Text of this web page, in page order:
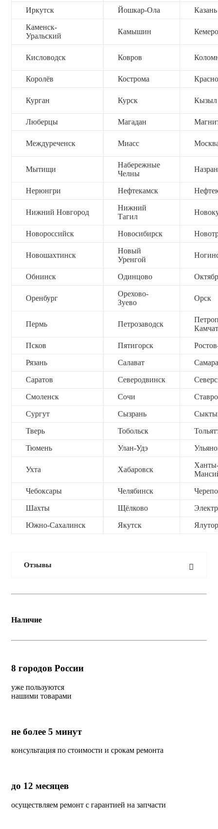
Иркутск Йошкар-Ола Казань
Каменск-
Уральский
Камышин
Кисловодск Ковров
Королёв Кострома
Курган Курск Кызыл
Люберцы Магадан
Междуреченск Миасс
Мытищи
Набережные
Челны
Нерюнгри Нефтекамск
Нижний Новгород
Нижний
Тагил
Новороссийск Новосибирск
Новошахтинск
Новый
Уренгой
Обнинск Одинцово
Оренбург
Орехово-
Зуево
Орск
Пермь Петрозаводск
Псков Пятигорск
Рязань Салават Самара
Саратов Северодвинск
Смоленск Сочи
Сургут Сызрань
Тверь Тобольск
Тюмень Улан-Удэ
Ухта Хабаровск
Чебоксары Челябинск
Шахты Щёлково
Южно-Сахалинск Якутск
Отзывы
Наличие
8 городов России
уже пользуются
нашими товарами
не более 5 минут
консультация по стоимости и срокам ремонта
до 12 месяцев
осуществляем ремонт с гарантией на запчасти